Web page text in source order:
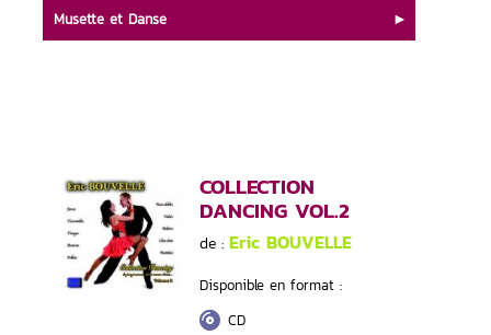
COLLECTION
DANCING VOL.2
de : Eric BOUVELLE
Disponible en format :
CD
Musette et Danse